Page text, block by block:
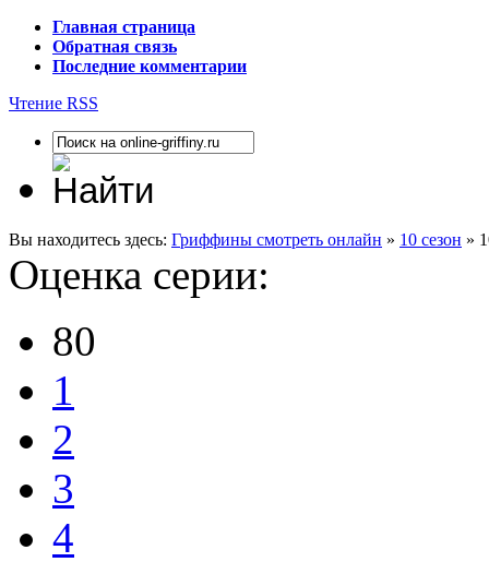
Главная страница
Обратная связь
Последние комментарии
Чтение RSS
Вы находитесь здесь: Гриффины смотреть онлайн » 10 сезон »
Оценка серии:
80
1
2
3
4